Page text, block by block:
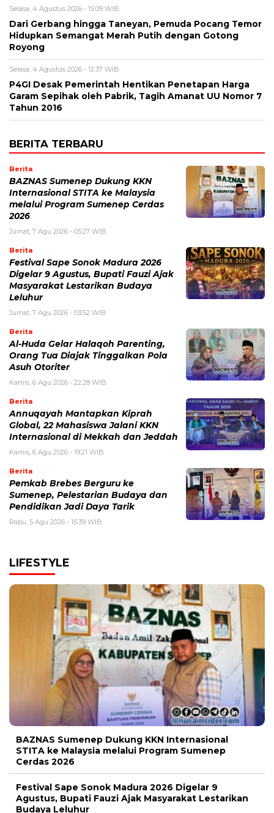
Selasa, 4 Agustus 2026 - 15:09 WIB
Dari Gerbang hingga Taneyan, Pemuda Pocang Temor
Hidupkan Semangat Merah Putih dengan Gotong
Royong
Selasa, 4 Agustus 2026 - 12:37 WIB
P4GI Desak Pemerintah Hentikan Penetapan Harga
Garam Sepihak oleh Pabrik, Tagih Amanat UU Nomor 7
Tahun 2016
BERITA TERBARU
Berita
BAZNAS Sumenep Dukung KKN
Internasional STITA ke Malaysia
melalui Program Sumenep Cerdas
2026
Jumat, 7 Agu 2026 - 05:27 WIB
Berita
Festival Sape Sonok Madura 2026
Digelar 9 Agustus, Bupati Fauzi Ajak
Masyarakat Lestarikan Budaya
Leluhur
Jumat, 7 Agu 2026 - 03:52 WIB
Berita
Al-Huda Gelar Halaqoh Parenting,
Orang Tua Diajak Tinggalkan Pola
Asuh Otoriter
Kamis, 6 Agu 2026 - 22:28 WIB
Berita
Annuqayah Mantapkan Kiprah
Global, 22 Mahasiswa Jalani KKN
Internasional di Mekkah dan Jeddah
Kamis, 6 Agu 2026 - 19:21 WIB
Berita
Pemkab Brebes Berguru ke
Sumenep, Pelestarian Budaya dan
Pendidikan Jadi Daya Tarik
Rabu, 5 Agu 2026 - 15:39 WIB
LIFESTYLE
BAZNAS Sumenep Dukung KKN Internasional
STITA ke Malaysia melalui Program Sumenep
Cerdas 2026
Festival Sape Sonok Madura 2026 Digelar 9
Agustus, Bupati Fauzi Ajak Masyarakat Lestarikan
Budaya Leluhur